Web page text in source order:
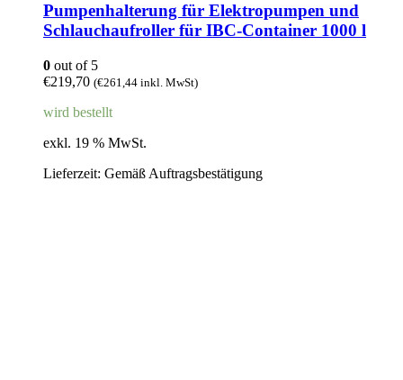
Pumpenhalterung für Elektropumpen und
Schlauchaufroller für IBC-Container 1000 l
0 out of 5
€219,70 (€261,44 inkl. MwSt)
wird bestellt
exkl. 19 % MwSt.
Lieferzeit: Gemäß Auftragsbestätigung